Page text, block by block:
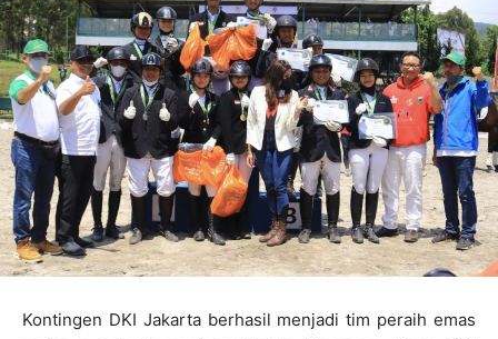
Kontingen DKI Jakarta berhasil menjadi tim peraih emas